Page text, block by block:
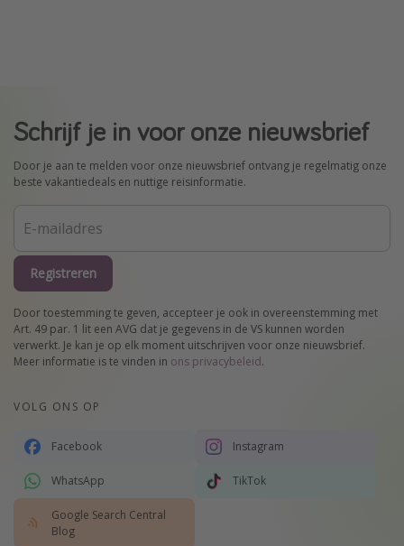
Schrijf je in voor onze nieuwsbrief
Door je aan te melden voor onze nieuwsbrief ontvang je regelmatig onze
beste vakantiedeals en nuttige reisinformatie.
Registreren
Door toestemming te geven, accepteer je ook in overeenstemming met
Art. 49 par. 1 lit een AVG dat je gegevens in de VS kunnen worden
verwerkt. Je kan je op elk moment uitschrijven voor onze nieuwsbrief.
Meer informatie is te vinden in ons privacybeleid.
VOLG ONS OP
Facebook Instagram
WhatsApp TikTok
Google Search Central
Blog